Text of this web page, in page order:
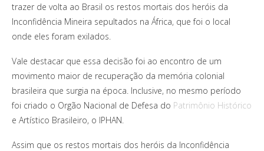
trazer de volta ao Brasil os restos mortais dos heróis da
Inconfidência Mineira sepultados na África, que foi o local
onde eles foram exilados.
Vale destacar que essa decisão foi ao encontro de um
movimento maior de recuperação da memória colonial
brasileira que surgia na época. Inclusive, no mesmo período
foi criado o Orgão Nacional de Defesa do Patrimônio Histórico
e Artístico Brasileiro, o IPHAN.
Assim que os restos mortais dos heróis da Inconfidência